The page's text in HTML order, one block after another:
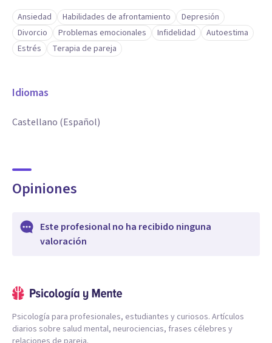
Ansiedad Habilidades de afrontamiento
Depresión
Divorcio
Problemas emocionales Infidelidad
Autoestima
Estrés
Terapia de pareja
Idiomas
Castellano (Español)
Opiniones
Este profesional no ha recibido ninguna
valoración
Psicología para profesionales, estudiantes y curiosos. Artículos
diarios sobre salud mental, neurociencias, frases célebres y